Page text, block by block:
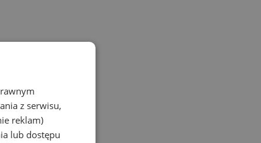
z serwisu,
reklam)
lub dostępu